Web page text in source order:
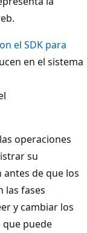
el SDK para
en el sistema
operaciones
su
de que los
las fases
y cambiar los
puede